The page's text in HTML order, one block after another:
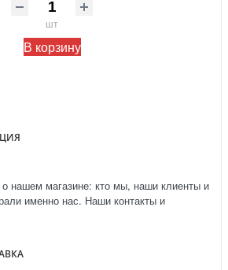
шт
В корзину
нашем магазине: кто мы, наши клиенты и
именно нас. Наши контакты и